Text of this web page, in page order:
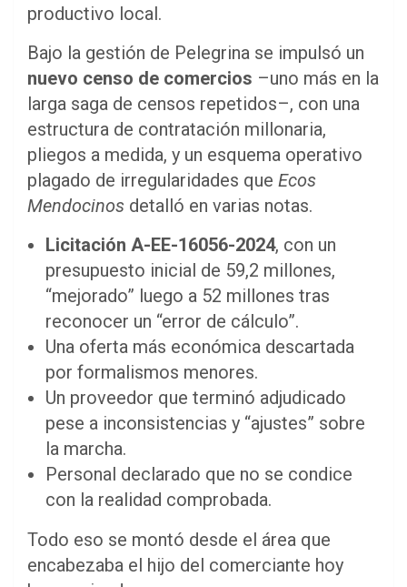
productivo local.
Bajo la gestión de Pelegrina se impulsó un
nuevo censo de comercios –uno más en la
larga saga de censos repetidos–, con una
estructura de contratación millonaria,
pliegos a medida, y un esquema operativo
plagado de irregularidades que Ecos
Mendocinos detalló en varias notas.
Licitación A-EE-16056-2024, con un
presupuesto inicial de 59,2 millones,
“mejorado” luego a 52 millones tras
reconocer un “error de cálculo”.
Una oferta más económica descartada
por formalismos menores.
Un proveedor que terminó adjudicado
pese a inconsistencias y “ajustes” sobre
la marcha.
Personal declarado que no se condice
con la realidad comprobada.
Todo eso se montó desde el área que
encabezaba el hijo del comerciante hoy